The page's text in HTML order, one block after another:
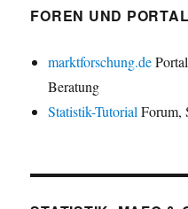
FOREN UND
marktforschung.de
Beratung
Statistik-Tutorial Forum,